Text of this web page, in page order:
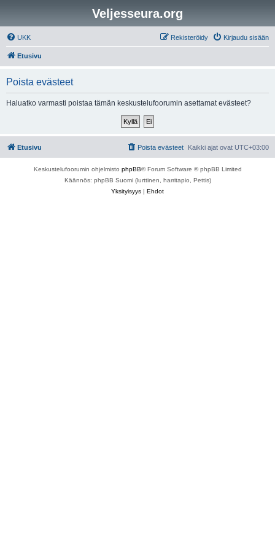
Veljesseura.org
UKK Kirjaudu sisään
Rekisteröidy
Etusivu
Poista evästeet
Haluatko varmasti poistaa tämän keskustelufoorumin asettamat evästeet?
Etusivu Kaikki ajat ovat UTC+03:00
Poista evästeet
Keskustelufoorumin ohjelmisto phpBB® Forum Software © phpBB Limited
Käännös: phpBB Suomi (lurttinen, harritapio, Pettis)
Yksityisyys | Ehdot